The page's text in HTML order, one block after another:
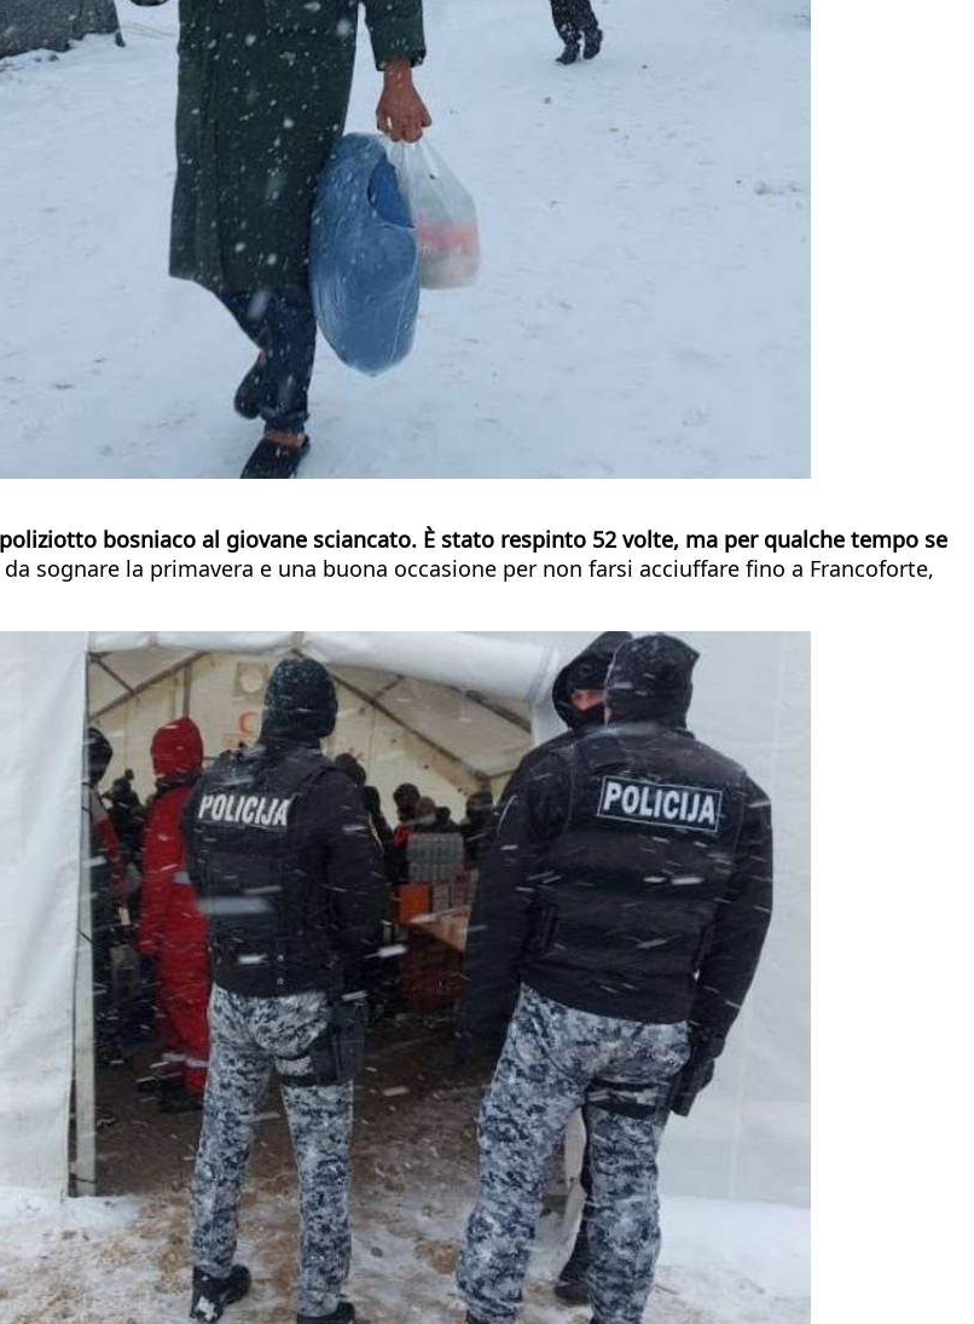
bosniaco al giovane sciancato. È stato respinto 52 volte, ma per qualche tempo se
da sognare la primavera e una buona occasione per non farsi acciuffare fino a Francoforte,